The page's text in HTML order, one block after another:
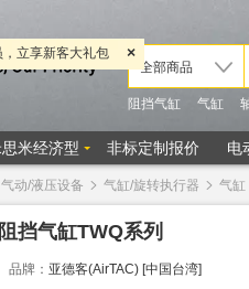
气动/液压设备 气缸/旋转执行器 气缸
阻挡气缸TWQ系列
品牌： 亚德客(AirTAC) [中国台湾]